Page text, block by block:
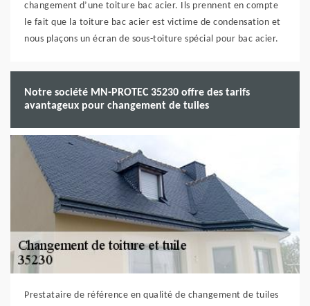
changement d’une toiture bac acier. Ils prennent en compte
le fait que la toiture bac acier est victime de condensation et
nous plaçons un écran de sous-toiture spécial pour bac acier.
Notre société MN-PROTEC 35230 offre des tarifs
avantageux pour changement de tuiles
Prestataire de référence en qualité de changement de tuiles